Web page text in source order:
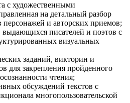
с художественными
на детальный разбор
персонажей и авторских приемов;
писателей и поэтов с
визуальных
заданий, викторин и
для закрепления пройденного
чтения;
обсуждений текстов с
многопользовательской